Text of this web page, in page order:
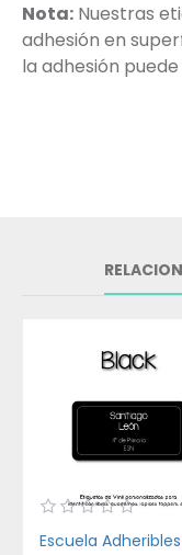
Nota: Nuestras
adhesión en
la adhesión
Escuela